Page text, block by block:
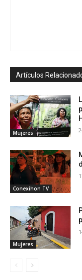
Artículos
Mujeres
Conexihon TV
Mujeres